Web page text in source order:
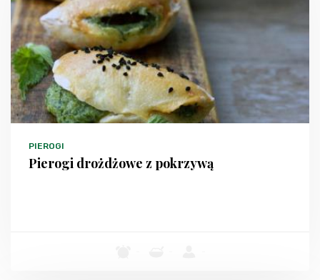
PIEROGI
Pierogi drożdżowe z pokrzywą